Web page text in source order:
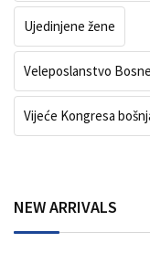
Ujedinjene žene
Veleposlanstvo
Vijeće Kongresa
NEW ARRIVALS